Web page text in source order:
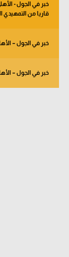
قاريا من التمهيدي
خبر في الجول –
خبر في الجول –